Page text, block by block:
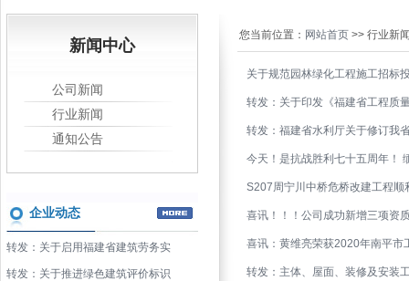
新闻中心
公司新闻
行业新闻
通知公告
企业动态
转发：关于启用福建省建筑劳务实
转发：关于推进绿色建筑评价标识
您当前位置： 网站首页>> 行业新
关于规范园林绿化工程施工招标
转发：关于印发《福建省工程质
转发：福建省水利厅关于修订我
今天！是抗战胜利七十五周年！
S207周宁川中桥危桥改建工程顺
喜讯！！！公司成功新增三项资
喜讯：黄维亮荣获2020年南平市
转发：主体、屋面、装修及安装